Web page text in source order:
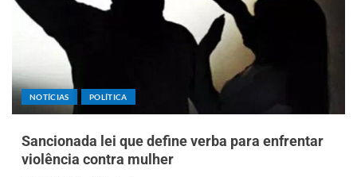
NOTÍCIAS POLÍTICA
Sancionada lei que define verba para enfrentar
violência contra mulher